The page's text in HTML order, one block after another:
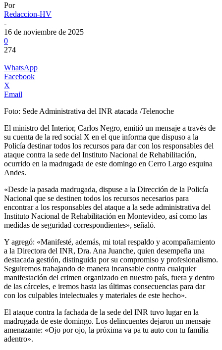
Por
Redaccion-HV
-
16 de noviembre de 2025
0
274
WhatsApp
Facebook
X
Email
Foto: Sede Administrativa del INR atacada /Telenoche
El ministro del Interior, Carlos Negro, emitió un mensaje a través de
su cuenta de la red social X en el que informa que dispuso a la
Policía destinar todos los recursos para dar con los responsables del
ataque contra la sede del Instituto Nacional de Rehabilitación,
ocurrido en la madrugada de este domingo en Cerro Largo esquina
Andes.
«Desde la pasada madrugada, dispuse a la Dirección de la Policía
Nacional que se destinen todos los recursos necesarios para
encontrar a los responsables del ataque a la sede administrativa del
Instituto Nacional de Rehabilitación en Montevideo, así como las
medidas de seguridad correspondientes», señaló.
Y agregó: «Manifesté, además, mi total respaldo y acompañamiento
a la Directora del INR, Dra. Ana Juanche, quien desempeña una
destacada gestión, distinguida por su compromiso y profesionalismo.
Seguiremos trabajando de manera incansable contra cualquier
manifestación del crimen organizado en nuestro país, fuera y dentro
de las cárceles, e iremos hasta las últimas consecuencias para dar
con los culpables intelectuales y materiales de este hecho».
El ataque contra la fachada de la sede del INR tuvo lugar en la
madrugada de este domingo. Los delincuentes dejaron un mensaje
amenazante: «Ojo por ojo, la próxima va pa tu auto con tu familia
adentro».